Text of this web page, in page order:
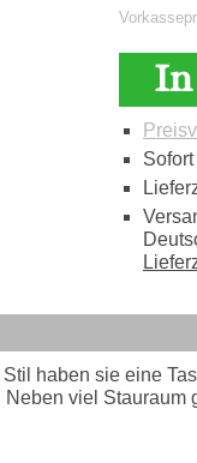
In
haben sie eine
viel